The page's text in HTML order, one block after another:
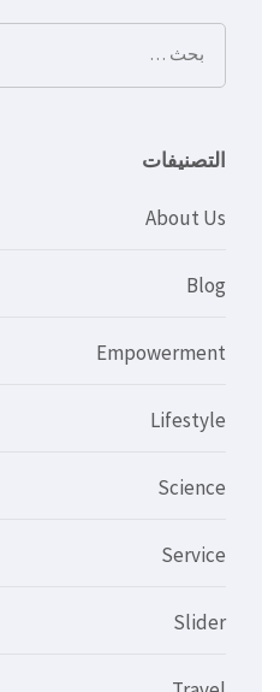
البحث
عن:
التصنيفات
About Us
Blog
Empowerment
Lifestyle
Science
Service
Slider